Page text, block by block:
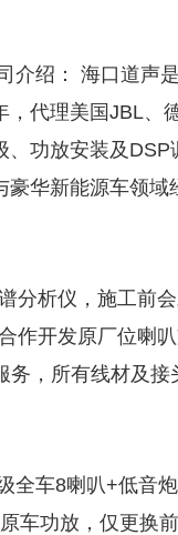
介绍： 海口道声
代理美国JBL、
功放安装及
华新能源车领域
分析仪，施工前
作开发原厂位喇
，所有线材及接
全车8喇叭+低音
车功放，仅更换